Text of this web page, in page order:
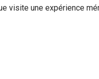
visite une expérience